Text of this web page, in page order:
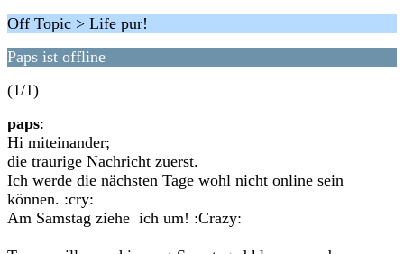
Off Topic > Life pur!
Paps ist offline
(1/1)
paps:
Hi miteinander;
die traurige Nachricht zuerst.
Ich werde die nächsten Tage wohl nicht online sein
können. :cry:
Am Samstag ziehe ich um! :Crazy: